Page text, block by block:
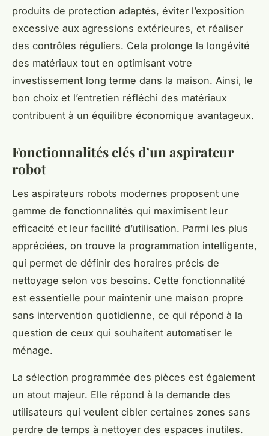
produits de protection adaptés, éviter l’exposition
excessive aux agressions extérieures, et réaliser
des contrôles réguliers. Cela prolonge la longévité
des matériaux tout en optimisant votre
investissement long terme dans la maison. Ainsi, le
bon choix et l’entretien réfléchi des matériaux
contribuent à un équilibre économique avantageux.
Fonctionnalités clés d’un aspirateur
robot
Les aspirateurs robots modernes proposent une
gamme de fonctionnalités qui maximisent leur
efficacité et leur facilité d’utilisation. Parmi les plus
appréciées, on trouve la programmation intelligente,
qui permet de définir des horaires précis de
nettoyage selon vos besoins. Cette fonctionnalité
est essentielle pour maintenir une maison propre
sans intervention quotidienne, ce qui répond à la
question de ceux qui souhaitent automatiser le
ménage.
La sélection programmée des pièces est également
un atout majeur. Elle répond à la demande des
utilisateurs qui veulent cibler certaines zones sans
perdre de temps à nettoyer des espaces inutiles.